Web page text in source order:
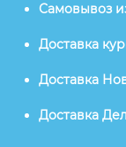
Самовывоз
Доставка
Доставка
Доставка